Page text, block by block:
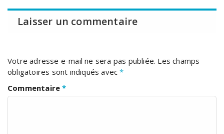
Laisser un commentaire
Votre adresse e-mail ne sera pas publiée. Les champs
obligatoires sont indiqués avec*
Commentaire*